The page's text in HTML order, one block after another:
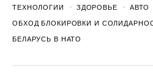
ТЕХНОЛОГИИ ЗДОРОВЬЕ АВТО
ОБХОД БЛОКИРОВКИ И
БЕЛАРУСЬ В НАТО